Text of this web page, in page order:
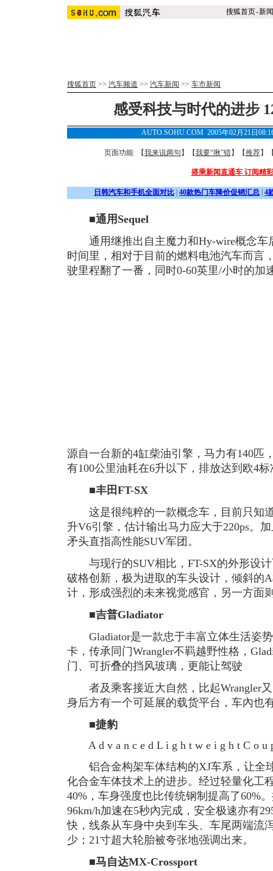
搜狐首页-新闻
搜狐首页 >> 汽车频道 >> 汽车新闻 >> 车市新闻
感受科技与时代的进步
AUTO.SOHU.COM 2005年02月21日
页面功能 【我来说两句 】【我要“揪”错】【推荐】
搭乘新闻直通车 订阅精
日韩汽车和手机全面对比 40款热门车降价促销汇总 4
■通用Sequel
通用继推出自主魔力和Hy-wire概念车
时间里，相对于目前的燃料电池汽车而言
驶里程翻了一番，同时0-60英里/小时的加
源自一台新的4缸柴油引擎，马力有140匹
有100公里油耗在6升以下，排放达到欧4标
■丰田FT-SX
这是很纯粹的一款概念车，目前只知
升V6引擎，估计输出马力应大于220ps。
矛头直指高性能SUV军团。
与现行的SUV相比，FT-SX的外形设计
破格创新，极为进取的车头设计，倾斜的
计，形成强烈的未来视觉感官，另一方面
■吉普Gladiator
Gladiator是一款忠于丰富立体生活姿
卡，传承同门Wrangler不羁越野性格，
门、可折叠的挡风玻璃，更能让驾驶
者及乘客接近大自然，比起Wrangler又
身后方有一个可延展的载货平台，车內也
■捷豹
A d v a n c e d L i g h t w e i g h t C o u
铝合金构架车体结构的XJ车系，让全
化合金车体技术上的进步。经过轻量化工
40%，车身强度也比传统钢制提高了60%
96km/h加速在5秒內完成，安全极速亦有
快，线条从车身中央到车头、车尾两端流
少；21寸超大轮胎被夸张地强调出来。
■马自达MX-Crossport